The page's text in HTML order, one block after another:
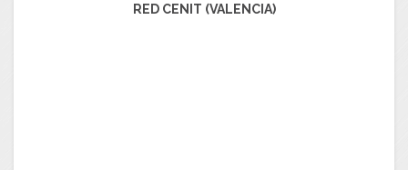
RED CENIT (VALENCIA)